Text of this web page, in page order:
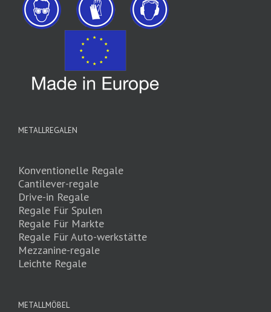
METALLREGALEN
Konventionelle Regale
Cantilever-regale
Drive-in Regale
Regale Für Spulen
Regale Für Markte
Regale Für Auto-werkstätte
Mezzanine-regale
Leichte Regale
METALLMÖBEL